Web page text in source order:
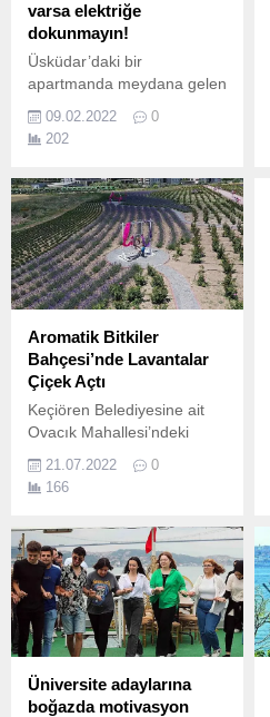
varsa elektriğe
dokunmayın!
Üsküdar’daki bir
apartmanda meydana gelen
doğalgaz patlaması, olası
risklere karşı nasıl önlem
alınması gerektiğini
09.02.2022
0
202
Aromatik Bitkiler
Bahçesi’nde Lavantalar
Çiçek Açtı
Keçiören Belediyesine ait
Ovacık Mahallesi’ndeki
lavantaları çiçek açtı.
21.07.2022
0
166
Üniversite adaylarına
boğazda motivasyon